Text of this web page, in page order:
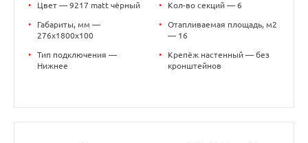
• Цвет — 9217 matt чёрный
•
Габариты, мм —
276x1800x100
•
Тип подключения —
Нижнее
• Кол-во секций — 6
•
Отапливаемая площадь, м2
— 16
•
Крепёж настенный — без
кронштейнов